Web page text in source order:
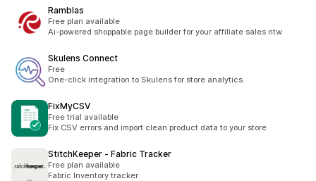
Ramblas
Free plan available
Ai-powered shoppable page builder for your affiliate sales ntw
Skulens Connect
Free
One-click integration to Skulens for store analytics.
FixMyCSV
Free trial available
Fix CSV errors and import clean product data to your store
StitchKeeper ‑ Fabric Tracker
Free plan available
Fabric Inventory tracker